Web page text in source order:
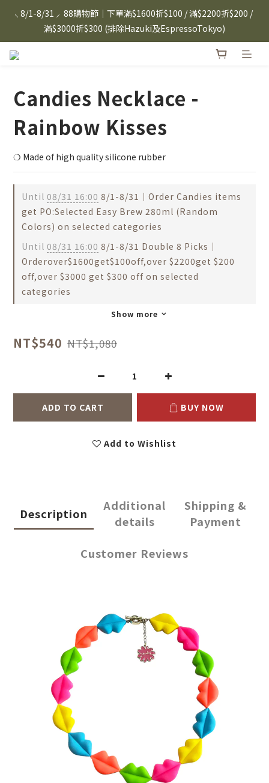
⸜ 8/1-8/31 ⸝  88購物節｜下單滿$1600折$100 / 滿$2200折$200 /
滿$3000折$300 (排除Hazuki及EspressoTokyo)
⸜ 8/1-8/31 ⸝  88購物節｜下單滿$1600折$100 / 滿$2200折$200 /
滿$3000折$300 (排除Hazuki及EspressoTokyo)
日本Hazuki眼鏡式放大鏡｜單入$3288 贈品牌保溫杯 (贈完為止)
Candies 手機殼 $299起🤳🏻下單即贈 限量造型鑰匙圈(款式隨機)
滿$3000折$300 (排除Hazuki及EspressoTokyo)
Candies Necklace -
Rainbow Kisses
❍ Made of high quality silicone rubber
Until 08/31 16:00 8/1-8/31｜Order Candies items
get PO:Selected Easy Brew 280ml (Random
Colors) on selected categories
Until 08/31 16:00 8/1-8/31 Double 8 Picks｜
Orderover$1600get$100off,over $2200get $200
off,over $3000 get $300 off on selected
categories
Show more
NT$540 NT$1,080
ADD TO CART BUY NOW
Add to Wishlist
Description
Additional
details
Shipping &
Payment
Customer Reviews